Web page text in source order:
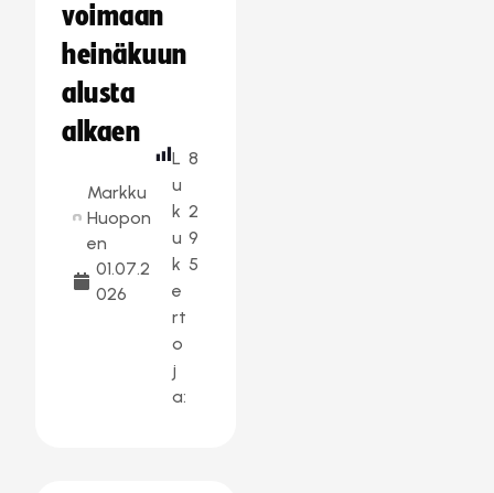
voimaan
heinäkuun
alusta
alkaen
Markku
Huopon
en
01.07.2
026
L
u
k
u
k
e
rt
o
j
a:
8
2
9
5